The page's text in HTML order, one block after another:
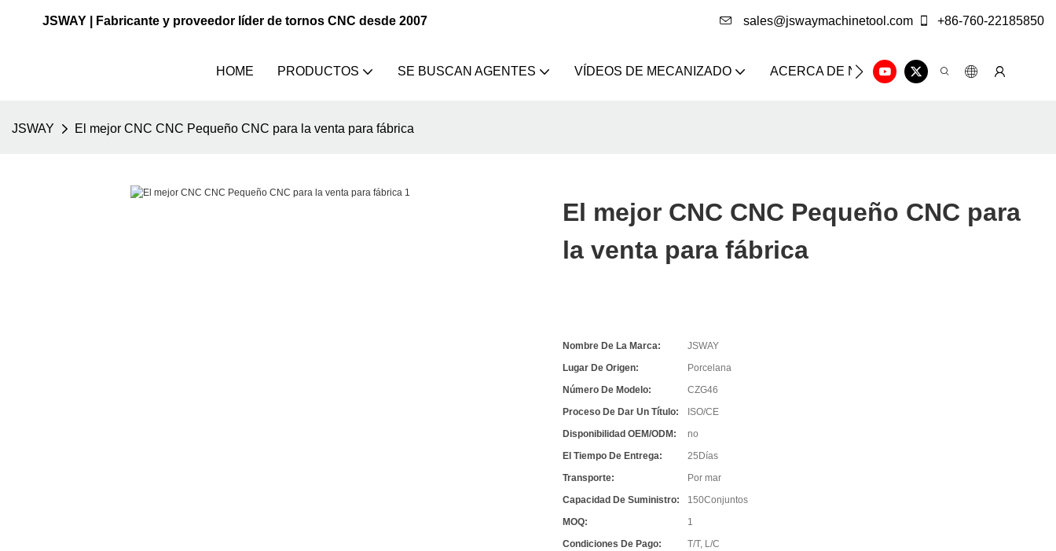
JSWAY | Fabricante y proveedor líder de tornos CNC desde 2007 sales@jswaymachinetool.com +86-760-22185850
HOME PRODUCTOS SE BUSCAN AGENTES VÍDEOS DE MECANIZADO ACERCA DE NOSOTROS SOLUCIÓN
JSWAY El mejor CNC CNC Pequeño CNC para la venta para fábrica
El mejor CNC CNC Pequeño CNC para
la venta para fábrica
Nombre De La Marca:
JSWAY
Lugar De Origen:
Porcelana
Número De Modelo:
CZG46
Proceso De Dar Un Título:
ISO/CE
Disponibilidad OEM/ODM:
no
El Tiempo De Entrega:
25Días
Transporte:
Por mar
Capacidad De Suministro:
150Conjuntos
MOQ:
1
Condiciones De Pago:
T/T, L/C